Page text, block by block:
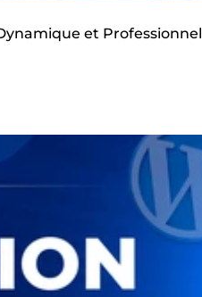
et Professionnel